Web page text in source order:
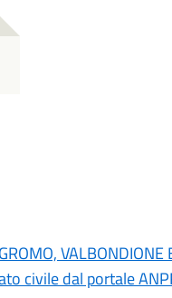
VALBONDIONE
civile dal portale